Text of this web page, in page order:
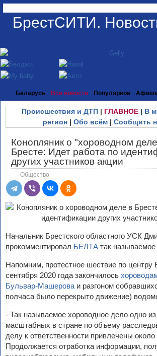
БрестСИТИ.
Беларусь Все новости Популярное
Происшествия и ДТП| ГЛАВНОЕ| В
регион | Обо всём | Сообщить
Конопляник о "хороводном
Бресте: Идет работа по
других участников акции
Общество
Начальник Брестского областного УСК
прокомментировал БЕЛТА так
Напомним, протестное шествие по центру
сентября 2020 года закончилось
Бульвар-Машерова и разгоном
полчаса было перекрыто движение)
- Так называемое хороводное дело одно
масштабных в стране по объему
делу к ответственности привлечены около
Продолжается отработка информации,